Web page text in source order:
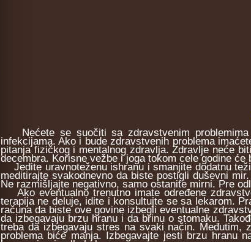
Nećete se suočiti sa zdravstvenim problemima
infekcijama. Ako i bude zdravstvenih problema
pitanja fizičkog i mentalnog zdravlja. Zdravlje neće
decembra. Korisne vežbe i joga tokom cele godine
Jedite uravnoteženu ishranu i smanjite dodatnu
meditirajte svakodnevno da biste postigli duševni
Ne razmišljajte negativno, samo ostanite mirni. Pre
Ako eventualno trenutno imate određene
terapija ne deluje, idite i konsultujte se sa lekarom.
računa da biste ove govine izbegli eventualne
da izbegavaju brzu hranu i da brinu o stomaku.
treba da izbegavaju stres na svaki način. Međutim,
problema biće manja. Izbegavajte jesti brzu hranu